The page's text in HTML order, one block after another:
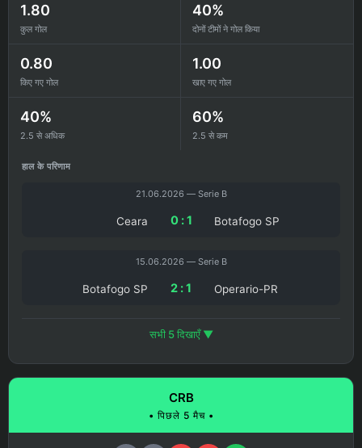
1.80
कुल गोल
40%
दोनों टीमों ने गोल किया
0.80
किए गए गोल
1.00
खाए गए गोल
40%
2.5 से अधिक
60%
2.5 से कम
हाल के परिणाम
21.06.2026 — Serie B
Ceara 0 : 1 Botafogo SP
15.06.2026 — Serie B
Botafogo SP 2 : 1 Operario-PR
सभी 5 दिखाएँ ▼
CRB
• पिछले 5 मैच •